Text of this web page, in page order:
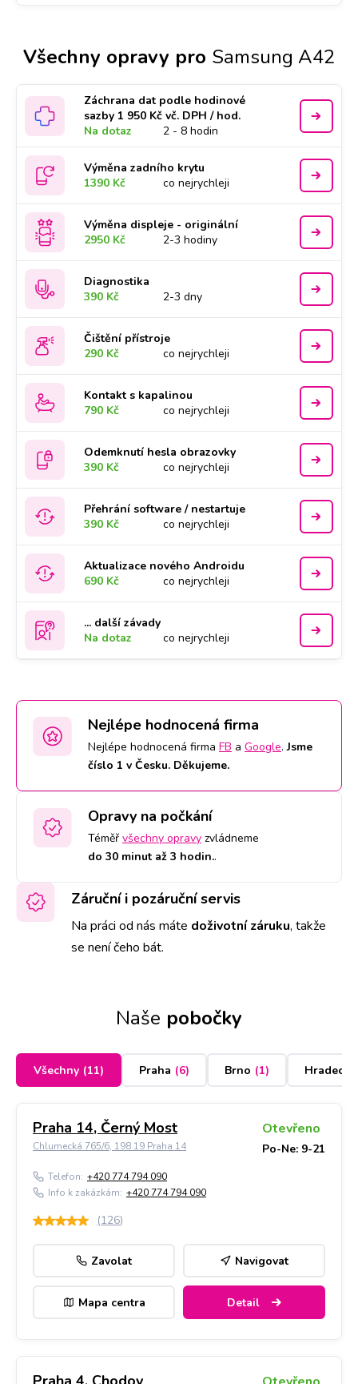
Všechny opravy pro Samsung A42
Záchrana dat podle hodinové
sazby 1 950 Kč vč. DPH / hod.
Na dotaz
2 - 8 hodin
Výměna zadního krytu
1390 Kč
co nejrychleji
Výměna displeje - originální
2950 Kč
2-3 hodiny
Diagnostika
390 Kč
2-3 dny
Čištění přístroje
290 Kč
co nejrychleji
Kontakt s kapalinou
790 Kč
co nejrychleji
Odemknutí hesla obrazovky
390 Kč
co nejrychleji
Přehrání software / nestartuje
390 Kč
co nejrychleji
Aktualizace nového Androidu
690 Kč
co nejrychleji
... další závady
Na dotaz
co nejrychleji
Nejlépe hodnocená firma
Nejlépe hodnocená firma FB a Google.Jsme
číslo 1 v Česku. Děkujeme.
Opravy na počkání
Téměř všechny opravy zvládneme
do 30 minut až 3 hodin..
Záruční i pozáruční servis
Na práci od nás máte doživotní záruku, takže
se není čeho bát.
Naše pobočky
Všechny (11) Praha (6) Brno (1) Hradec
Praha 14, Černý Most
Chlumecká 765/6, 198 19 Praha 14
Otevřeno
Po-Ne: 9-21
Telefon: +420 774 794 090
Info k zakázkám: +420 774 794 090
(126)
Zavolat Navigovat
Mapa centra Detail